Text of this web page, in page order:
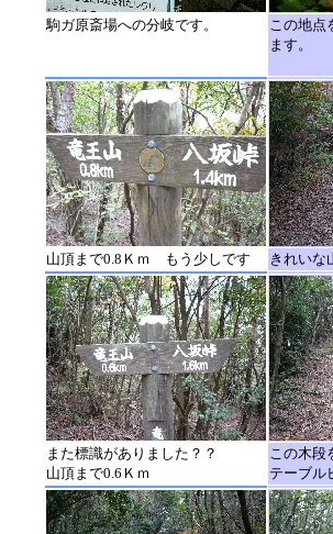
駒ガ原斎場への分岐です。
この地点
ます。
山頂まで0.8Ｋｍ もう少しです きれいな
また標識がありました？？
山頂まで0.6Ｋｍ
この木段
テーブル